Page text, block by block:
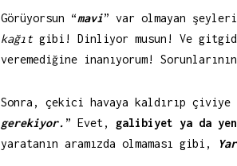
Görüyorsun “mavi” var olmayan
kağıt gibi! Dinliyor musun! Ve
veremediğine inanıyorum!
Sonra, çekici havaya kaldırıp
gerekiyor. ” Evet, galibiyet ya da
yaratanın aramızda olmaması gibi,